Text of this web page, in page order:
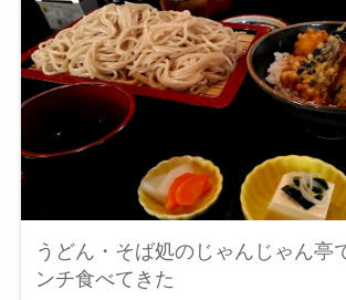
うどん・そば処のじゃんじゃん亭
ンチ食べてきた